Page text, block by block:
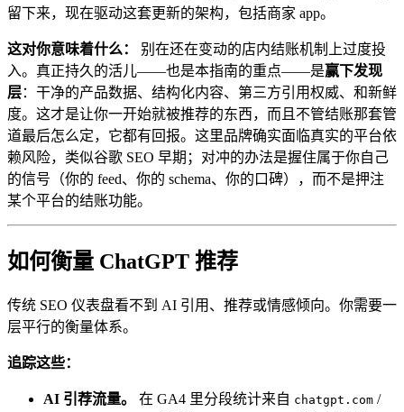
留下来，现在驱动这套更新的架构，包括商家 app。
这对你意味着什么：
别在还在变动的店内结账机制上过度投
入。真正持久的活儿——也是本指南的重点——是赢下发现
层：干净的产品数据、结构化内容、第三方引用权威、和新鲜
度。这才是让你一开始就被推荐的东西，而且不管结账那套管
道最后怎么定，它都有回报。这里品牌确实面临真实的平台依
赖风险，类似谷歌 SEO 早期；对冲的办法是握住属于你自己
的信号（你的 feed、你的 schema、你的口碑），而不是押注
某个平台的结账功能。
如何衡量 ChatGPT 推荐
传统 SEO 仪表盘看不到 AI 引用、推荐或情感倾向。你需要一
层平行的衡量体系。
追踪这些：
AI 引荐流量。 在 GA4 里分段统计来自 chatgpt.com /